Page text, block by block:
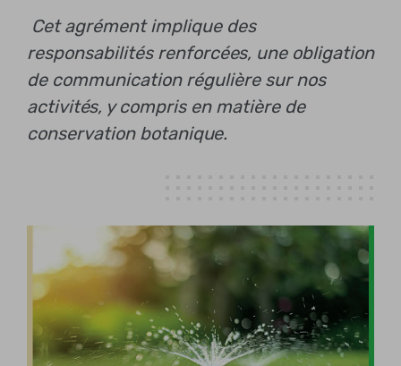
Cet agrément implique des
responsabilités renforcées, une obligation
de communication régulière sur nos
activités, y compris en matière de
conservation botanique.